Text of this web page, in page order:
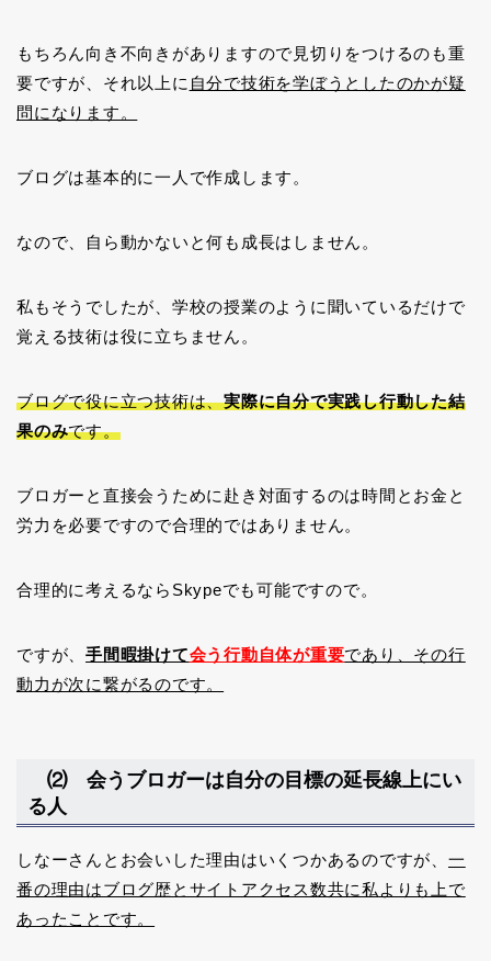
もちろん向き不向きがありますので見切りをつけるのも重
要ですが、それ以上に 自分で技術を学ぼうとしたのかが疑
問になります。
ブログは基本的に一人で作成します。
なので、自ら動かないと何も成長はしません。
私もそうでしたが、学校の授業のように聞いているだけで
覚える技術は役に立ちません。
ブログで役に立つ技術は、実際に自分で実践し行動した結
果のみです。
ブロガーと直接会うために赴き対面するのは時間とお金と
労力を必要ですので合理的ではありません。
合理的に考えるならSkypeでも可能ですので。
ですが、手間暇掛けて会う行動自体が重要であり、その行
動力が次に繋がるのです。
⑵ 会うブロガーは自分の目標の延長線上にい
る人
しなーさんとお会いした理由はいくつかあるのですが、 一
番の理由はブログ歴とサイトアクセス数共に私よりも上で
あったことです。